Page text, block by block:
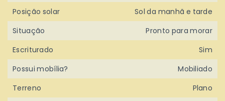
Posição solar
Sol da manhã e tarde
Situação
Pronto para morar
Escriturado
Sim
Possui mobília?
Mobiliado
Terreno
Plano